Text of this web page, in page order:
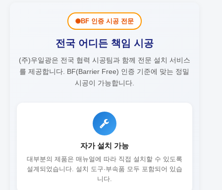
BF 인증 시공 전문
전국 어디든 책임 시공
(주)우일광은 전국 협력 시공팀과 함께 전문 설치 서비스
를 제공합니다. BF(Barrier Free) 인증 기준에 맞는 정밀
시공이 가능합니다.
자가 설치 가능
대부분의 제품은 매뉴얼에 따라 직접 설치할 수 있도록
설계되었습니다. 설치 도구·부속품 모두 포함되어 있습
니다.